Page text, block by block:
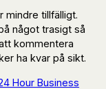
mindre tillfälligt.
något trasigt så
kommentera
ha kvar på sikt.
Hour Business